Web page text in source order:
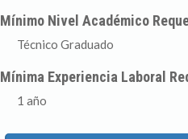
Mínimo Nivel Académico
Técnico Graduado
Mínima Experiencia Laboral
1 año